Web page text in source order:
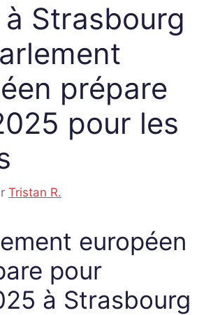
Strasbourg
prépare
pour les
Tristan R.
européen
pour
à Strasbourg